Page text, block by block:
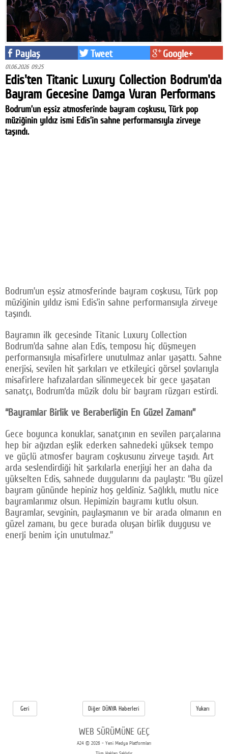
Paylaş Tweet Google+
01.06.2026 09:25
Edis'ten Titanic Luxury Collection Bodrum'da
Bayram Gecesine Damga Vuran Performans
Bodrum’un eşsiz atmosferinde bayram coşkusu, Türk pop
müziğinin yıldız ismi Edis’in sahne performansıyla zirveye
taşındı.
Bodrum’un eşsiz atmosferinde bayram coşkusu, Türk pop
müziğinin yıldız ismi Edis’in sahne performansıyla zirveye
taşındı.
Bayramın ilk gecesinde Titanic Luxury Collection
Bodrum’da sahne alan Edis, temposu hiç düşmeyen
performansıyla misafirlere unutulmaz anlar yaşattı. Sahne
enerjisi, sevilen hit şarkıları ve etkileyici görsel şovlarıyla
misafirlere hafızalardan silinmeyecek bir gece yaşatan
sanatçı, Bodrum’da müzik dolu bir bayram rüzgarı estirdi.
“Bayramlar Birlik ve Beraberliğin En Güzel Zamanı”
Gece boyunca konuklar, sanatçının en sevilen parçalarına
hep bir ağızdan eşlik ederken sahnedeki yüksek tempo
ve güçlü atmosfer bayram coşkusunu zirveye taşıdı. Art
arda seslendirdiği hit şarkılarla enerjiyi her an daha da
yükselten Edis, sahnede duygularını da paylaştı: “Bu güzel
bayram gününde hepiniz hoş geldiniz. Sağlıklı, mutlu nice
bayramlarımız olsun. Hepimizin bayramı kutlu olsun.
Bayramlar, sevginin, paylaşmanın ve bir arada olmanın en
güzel zamanı, bu gece burada oluşan birlik duygusu ve
enerji benim için unutulmaz.”
Geri Diğer DÜNYA Haberleri Yukarı
WEB SÜRÜMÜNE GEÇ
A24 © 2026 - Yeni Medya Platformları